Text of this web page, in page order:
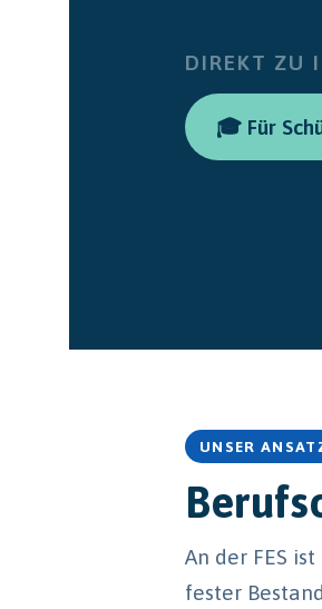
DIREKT ZU
🎓 Für
UNSER
An der FES
fester